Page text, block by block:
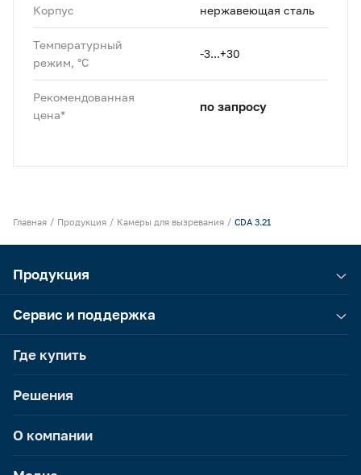
Корпус нержавеющая сталь
Температурный
режим, °C
-3...+30
Рекомендованная
цена*
по запросу
Главная Продукция Камеры для вызревания CDA 3.21
Продукция
Сервис и поддержка
Где купить
Решения
О компании